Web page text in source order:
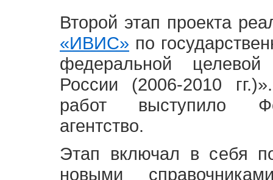
Второй этап проекта
«ИВИС» по
федеральной
России (2006-2010
работ выступило
агентство.
Этап включал в себя
новыми